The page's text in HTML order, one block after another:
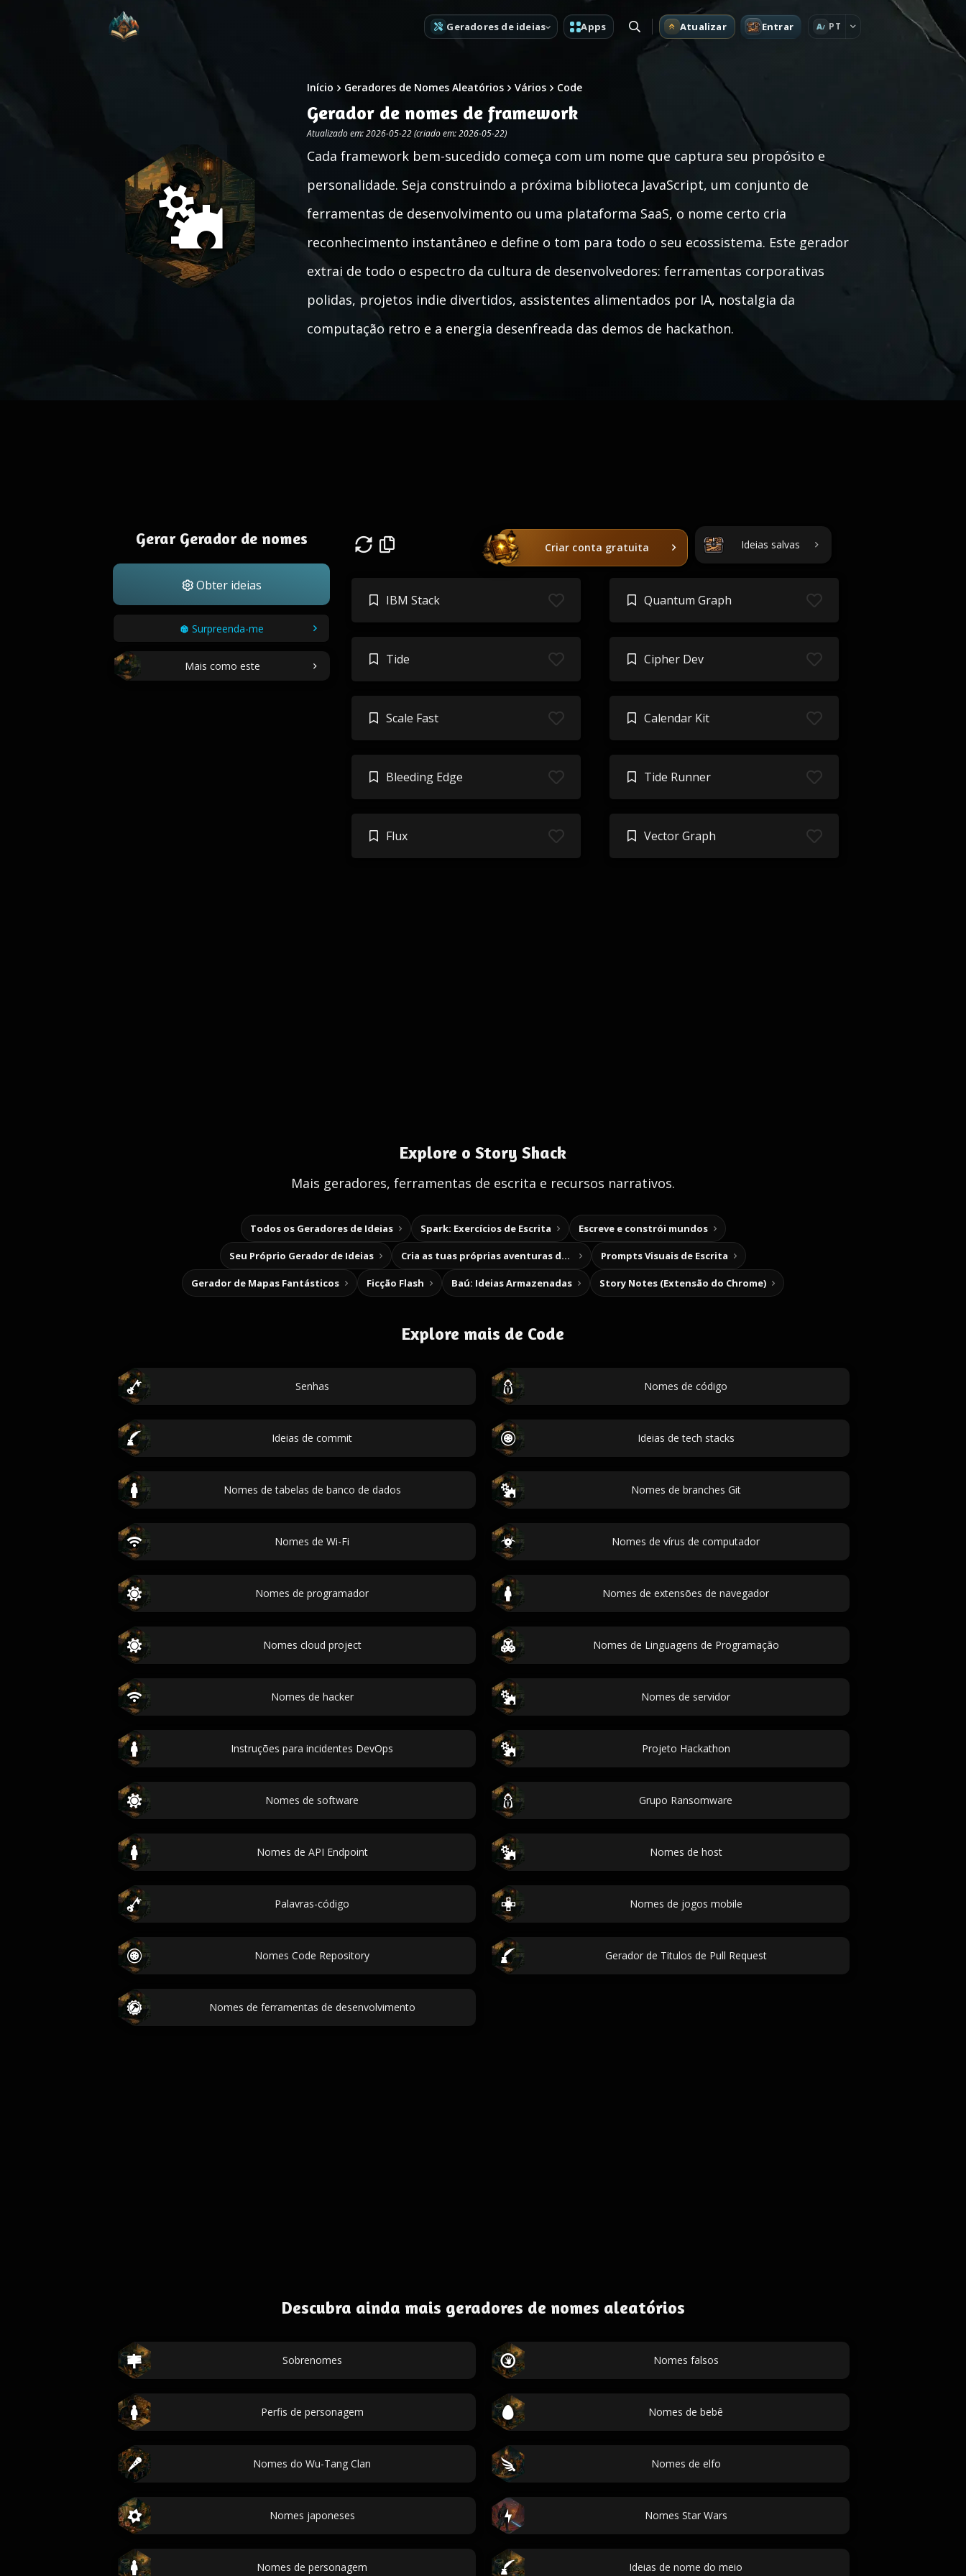
Geradores de ideias Apps Atualizar Entrar A PT
Início Geradores de Nomes Aleatórios Vários Code
Gerador de nomes de framework
Atualizado em: 2026-05-22 (criado em: 2026-05-22)
Cada framework bem-sucedido começa com um nome que captura seu propósito e
personalidade. Seja construindo a próxima biblioteca JavaScript, um conjunto de
ferramentas de desenvolvimento ou uma plataforma SaaS, o nome certo cria
reconhecimento instantâneo e define o tom para todo o seu ecossistema. Este gerador
extrai de todo o espectro da cultura de desenvolvedores: ferramentas corporativas
polidas, projetos indie divertidos, assistentes alimentados por IA, nostalgia da
computação retro e a energia desenfreada das demos de hackathon.
Gerar Gerador de nomes
Obter ideias
Surpreenda-me
Mais como este
Criar conta gratuita Ideias salvas
IBM Stack Quantum Graph
Tide Cipher Dev
Scale Fast Calendar Kit
Bleeding Edge Tide Runner
Flux Vector Graph
Explore o Story Shack
Mais geradores, ferramentas de escrita e recursos narrativos.
Todos os Geradores de Ideias Spark: Exercícios de Escrita Escreve e constrói mundos
Seu Próprio Gerador de Ideias Cria as tuas próprias aventuras de escolha Prompts Visuais de Escrita
Gerador de Mapas Fantásticos Ficção Flash Baú: Ideias Armazenadas Story Notes (Extensão do Chrome)
Explore mais de Code
Senhas Nomes de código
Ideias de commit Ideias de tech stacks
Nomes de tabelas de banco de dados Nomes de branches Git
Nomes de Wi-Fi Nomes de vírus de computador
Nomes de programador Nomes de extensões de navegador
Nomes cloud project Nomes de Linguagens de Programação
Nomes de hacker Nomes de servidor
Instruções para incidentes DevOps Projeto Hackathon
Nomes de software Grupo Ransomware
Nomes de API Endpoint Nomes de host
Palavras-código Nomes de jogos mobile
Nomes Code Repository Gerador de Titulos de Pull Request
Nomes de ferramentas de desenvolvimento
Descubra ainda mais geradores de nomes aleatórios
Sobrenomes Nomes falsos
Perfis de personagem Nomes de bebê
Nomes do Wu-Tang Clan Nomes de elfo
Nomes japoneses Nomes Star Wars
Nomes de personagem Ideias de nome do meio